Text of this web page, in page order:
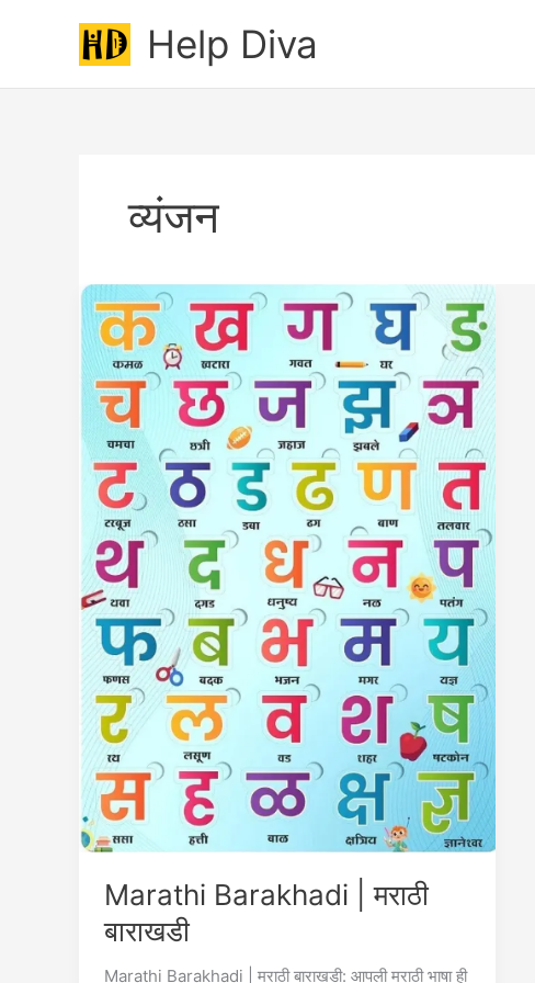
Help Diva
व्यंजन
Marathi Barakhadi | मराठी
बाराखडी
Marathi Barakhadi | मराठी बाराखडी: आपली मराठी भाषा ही